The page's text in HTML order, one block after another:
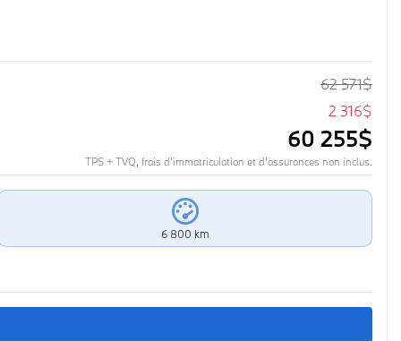
62 571$
2 316$
60 255$
TPS + TVQ, frais d'immatriculation et d'assurances non inclus.
6 800 km